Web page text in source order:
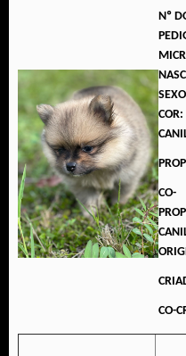
Nº
COR:
CO-
CO-